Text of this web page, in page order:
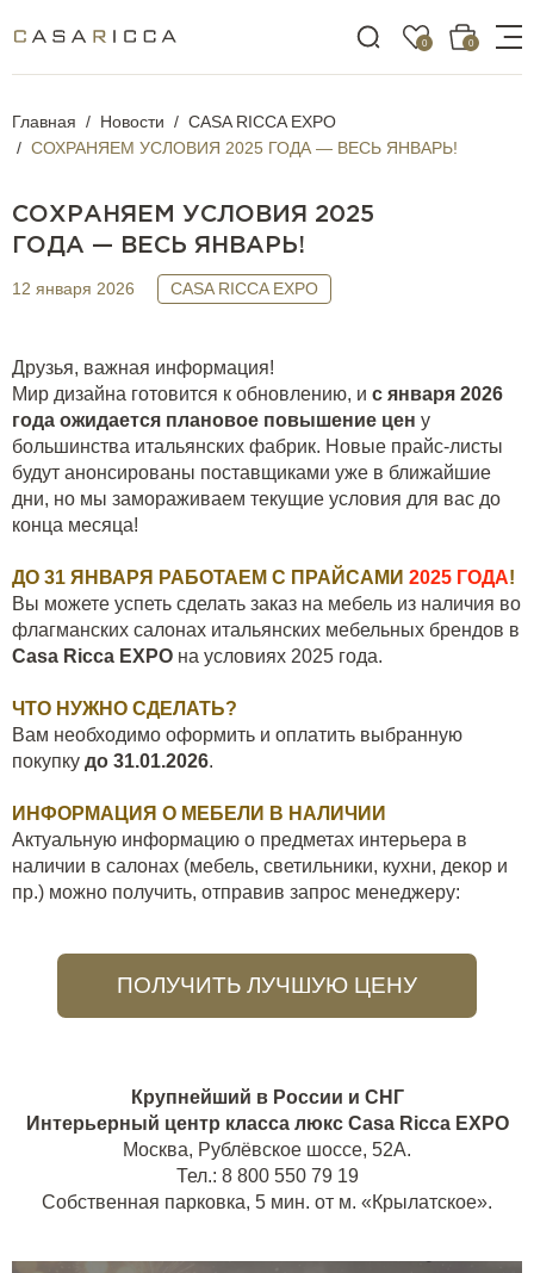
0 0
Главная Новости
CASA RICCA EXPO
СОХРАНЯЕМ УСЛОВИЯ 2025 ГОДА — ВЕСЬ ЯНВАРЬ!
СОХРАНЯЕМ УСЛОВИЯ 2025
ГОДА — ВЕСЬ ЯНВАРЬ!
12 января 2026 CASA RICCA EXPO
Друзья, важная информация!
Мир дизайна готовится к обновлению, и с января 2026
года ожидается плановое повышение цен у
большинства итальянских фабрик. Новые прайс-листы
будут анонсированы поставщиками уже в ближайшие
дни, но мы замораживаем текущие условия для вас до
конца месяца!
ДО 31 ЯНВАРЯ РАБОТАЕМ С ПРАЙСАМИ 2025 ГОДА!
Вы можете успеть сделать заказ на мебель из наличия во
флагманских салонах итальянских мебельных брендов в
Casa Ricca EXPO на условиях 2025 года.
ЧТО НУЖНО СДЕЛАТЬ?
Вам необходимо оформить и оплатить выбранную
покупку до 31.01.2026.
ИНФОРМАЦИЯ О МЕБЕЛИ В НАЛИЧИИ
Актуальную информацию о предметах интерьера в
наличии в салонах (мебель, светильники, кухни, декор и
пр.) можно получить, отправив запрос менеджеру:
ПОЛУЧИТЬ ЛУЧШУЮ ЦЕНУ
Крупнейший в России и СНГ
Интерьерный центр класса люкс Casa Ricca EXPO
Москва, Рублёвское шоссе, 52А.
Тел.: 8 800 550 79 19
Собственная парковка, 5 мин. от м. «Крылатское».